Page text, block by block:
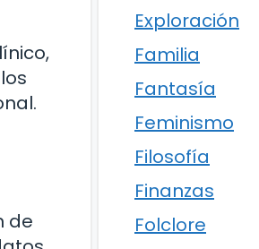
de
Exploración
Familia
Fantasía
Feminismo
Filosofía
Finanzas
Folclore